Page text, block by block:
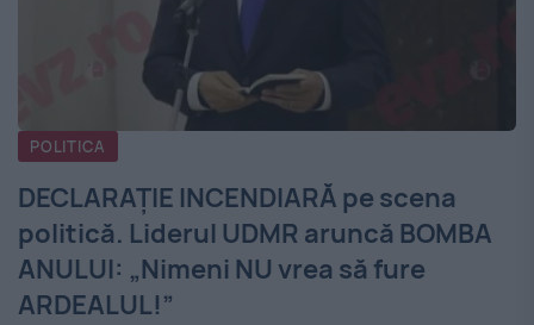
POLITICA
DECLARAȚIE INCENDIARĂ pe scena
politică. Liderul UDMR aruncă BOMBA
ANULUI: „Nimeni NU vrea să fure
ARDEALUL!”